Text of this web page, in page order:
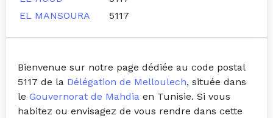
EL MANSOURA
5117
Bienvenue sur notre page dédiée au code postal
5117 de la Délégation de Melloulech, située dans
le Gouvernorat de Mahdia en Tunisie. Si vous
habitez ou envisagez de vous rendre dans cette